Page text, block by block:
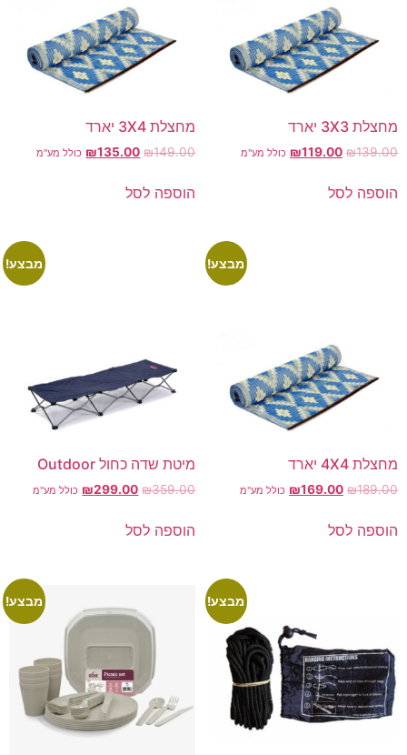
מחצלת 3X3 יארד
₪139.00
₪119.00 כולל מע"מ
הוספה לסל
מחצלת 3X4 יארד
₪149.00
₪135.00 כולל מע"מ
הוספה לסל
מבצע!
מחצלת 4X4 יארד
₪189.00
₪169.00 כולל מע"מ
הוספה לסל
מבצע!
מיטת שדה כחול Outdoor
₪359.00
₪299.00 כולל מע"מ
הוספה לסל
מבצע! מבצע!